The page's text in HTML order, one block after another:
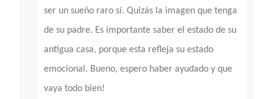
ser un sueño raro sí. Quizás la imagen que tenga
de su padre. Es importante saber el estado de su
antigua casa, porque esta refleja su estado
emocional. Bueno, espero haber ayudado y que
vaya todo bien!